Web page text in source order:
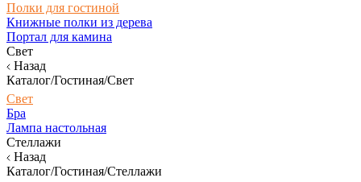
Полки для гостиной
Книжные полки из дерева
Портал для камина
Свет
Назад
Каталог/Гостиная/Свет
Свет
Бра
Лампа настольная
Стеллажи
Назад
Каталог/Гостиная/Стеллажи